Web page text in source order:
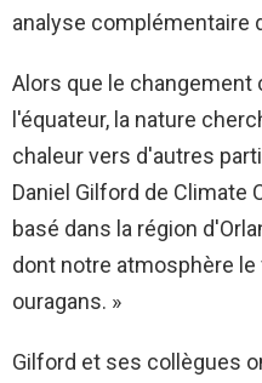
analyse complémentaire
Alors que le
l'équateur, la nature
chaleur vers d'autres
Daniel Gilford de Climate
basé dans la région
dont notre atmosphère
ouragans. »
Gilford et ses collègues